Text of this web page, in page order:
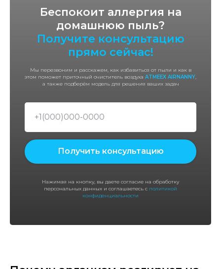
Беспокоит аллергия на
домашнюю пыль?
Получите консультацию
прямо сейчас!
Мы перезвоним и расскажем, как избавиться от пыли и как в
этом поможет приточный очиститель воздуха ATMEEX AIRNANNY
а также подберём модель для решения ваших задач
Получить консультацию
Нажимая на кнопку, вы даете согласие на обработку
персональных данных и соглашаетесь с политикой
конфиденциальности